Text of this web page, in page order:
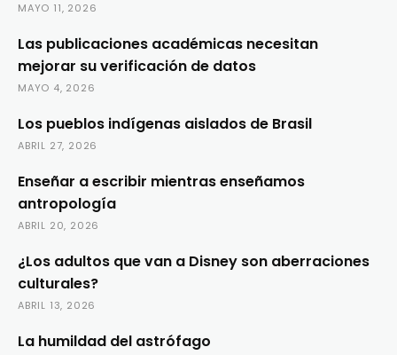
MAYO 11, 2026
Las publicaciones académicas necesitan
mejorar su verificación de datos
MAYO 4, 2026
Los pueblos indígenas aislados de Brasil
ABRIL 27, 2026
Enseñar a escribir mientras enseñamos
antropología
ABRIL 20, 2026
¿Los adultos que van a Disney son aberraciones
culturales?
ABRIL 13, 2026
La humildad del astrófago